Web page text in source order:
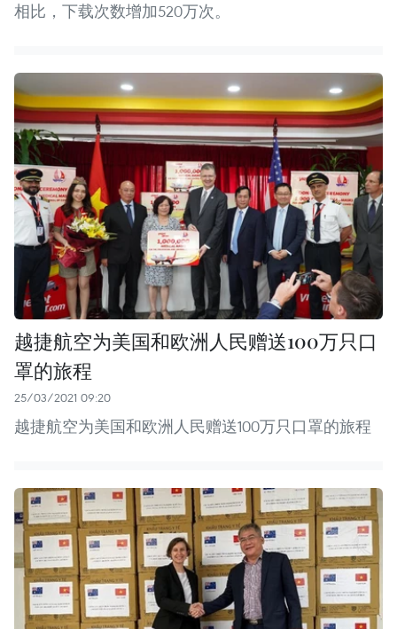
相比，下载次数增加520万次。
越捷航空为美国和欧洲人民赠送100万只口
罩的旅程
25/03/2021 09:20
越捷航空为美国和欧洲人民赠送100万只口罩的旅程